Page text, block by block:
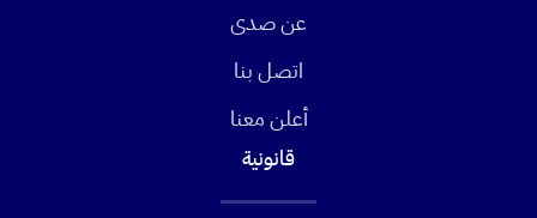
عن صدى
اتصل بنا
أعلن معنا
قانونية